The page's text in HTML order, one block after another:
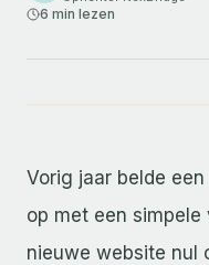
6 min lezen
Vorig jaar belde
op met een
nieuwe website nul